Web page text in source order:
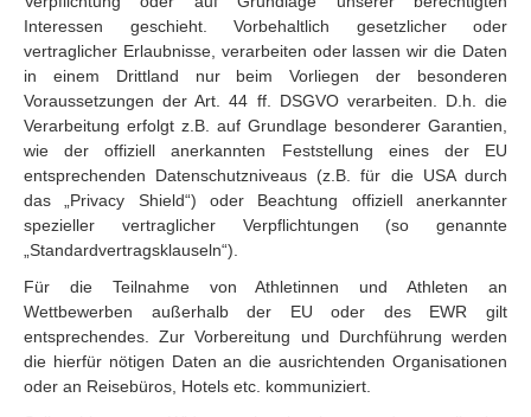
Interessen geschieht. Vorbehaltlich gesetzlicher oder
vertraglicher Erlaubnisse, verarbeiten oder lassen wir die Daten
in einem Drittland nur beim Vorliegen der besonderen
Voraussetzungen der Art. 44 ff. DSGVO verarbeiten. D.h. die
Verarbeitung erfolgt z.B. auf Grundlage besonderer Garantien,
wie der offiziell anerkannten Feststellung eines der EU
entsprechenden Datenschutzniveaus (z.B. für die USA durch
das „Privacy Shield“) oder Beachtung offiziell anerkannter
spezieller vertraglicher Verpflichtungen (so genannte
„Standardvertragsklauseln“).
Für die Teilnahme von Athletinnen und Athleten an
Wettbewerben außerhalb der EU oder des EWR gilt
entsprechendes. Zur Vorbereitung und Durchführung werden
die hierfür nötigen Daten an die ausrichtenden Organisationen
oder an Reisebüros, Hotels etc. kommuniziert.